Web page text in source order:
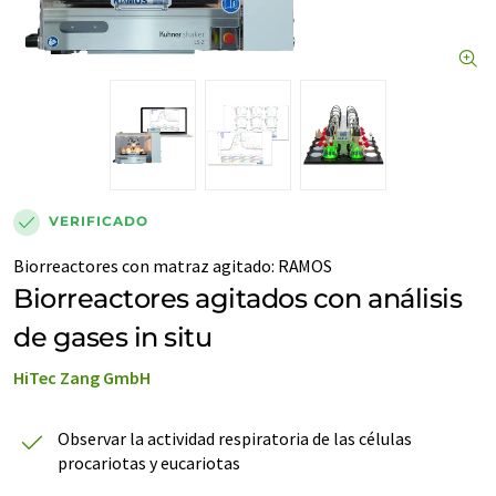
VERIFICADO
Biorreactores con matraz agitado: RAMOS
Biorreactores agitados con análisis
de gases in situ
HiTec Zang GmbH
Observar la actividad respiratoria de las células
procariotas y eucariotas